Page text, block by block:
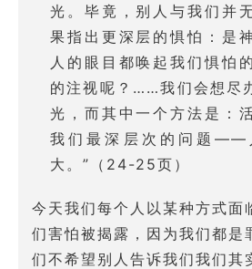
光。毕竟，别人与我们并
果指出更深层的惧怕：是
人的眼目都唤起我们惧怕
的注视呢？……我们会想尽
光，而其中一个方法是：
我们最深层次的问题——
大。”（24-25页）
今天我们每个人以某种方式面
们害怕被揭露，因为我们都是
们不希望别人告诉我们我们其